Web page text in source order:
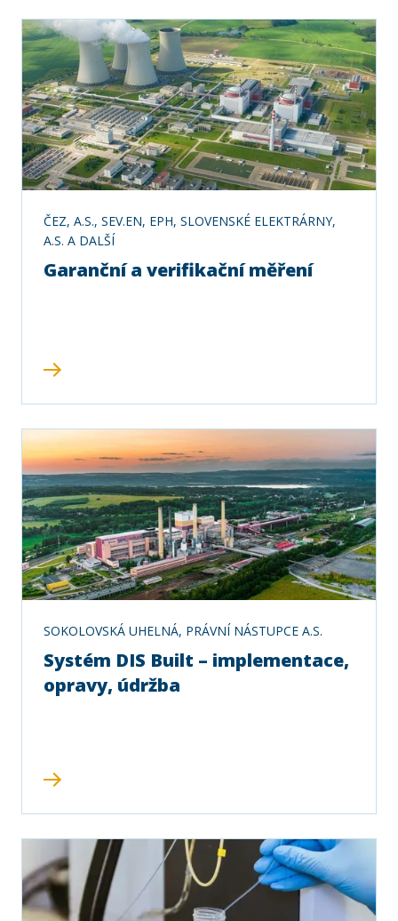
ČEZ, A.S., SEV.EN, EPH, SLOVENSKÉ ELEKTRÁRNY,
A.S. A DALŠÍ
Garanční a verifikační měření
SOKOLOVSKÁ UHELNÁ, PRÁVNÍ NÁSTUPCE A.S.
Systém DIS Built – implementace,
opravy, údržba